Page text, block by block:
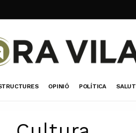
OPINIÓ POLÍTICA SALUT